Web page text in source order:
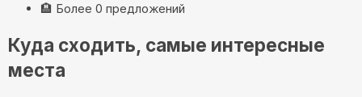
🏨 Более 0 предложений
Куда сходить, самые интересные
места